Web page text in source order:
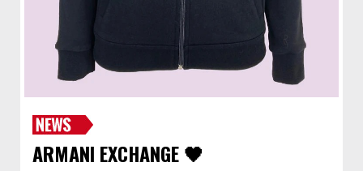
ARMANI EXCHANGE 🖤